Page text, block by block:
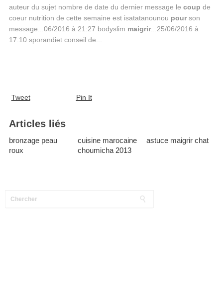
auteur du sujet nombre de date du dernier message le coup de
coeur nutrition de cette semaine est isatatanounou pourson
message...06/2016 à 21:27 bodyslim maigrir...25/06/2016 à
17:10 sporandiet conseil de...
Tweet Pin It
Articles liés
bronzage peau
roux
cuisine marocaine
choumicha 2013
astuce maigrir chat